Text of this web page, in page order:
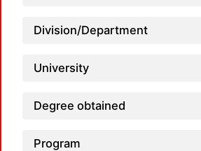
Division/Department
University
Degree obtained
Program